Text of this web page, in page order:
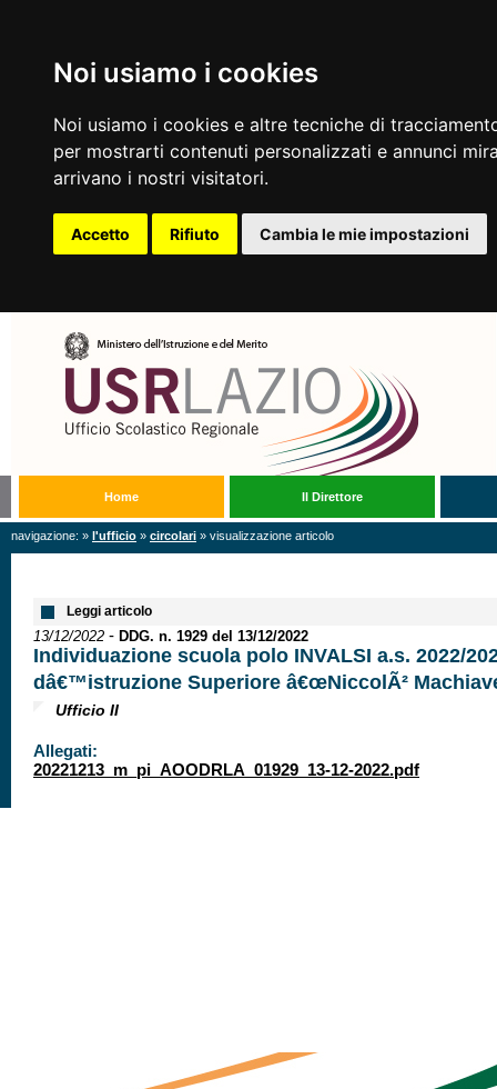
Noi usiamo i cookies
Noi usiamo i cookies e altre tecniche di
per mostrarti contenuti personalizzati e annunci
arrivano i nostri visitatori.
Accetto Rifiuto Cambia le mie impostazioni
Home Il Direttore
navigazione: » l'ufficio » circolari » visualizzazione articolo
Leggi articolo
13/12/2022 - DDG. n. 1929 del 13/12/2022
Individuazione scuola polo INVALSI a.s. 2022/
dâ€™istruzione Superiore â€œNiccolÃ²
Ufficio II
Allegati:
20221213_m_pi_AOODRLA_01929_13-12-2022.pdf